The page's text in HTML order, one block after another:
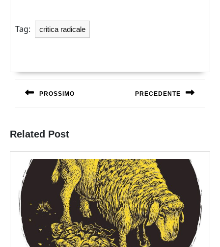
Tag: critica radicale
Navigazione
articoli
PROSSIMO PRECEDENTE
Related Post